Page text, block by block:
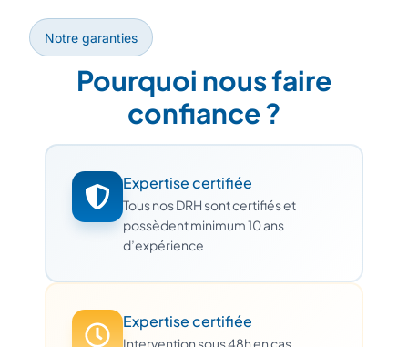
Notre garanties
Pourquoi nous faire
confiance ?
Expertise certifiée
Tous nos DRH sont certifiés et
possèdent minimum 10 ans
d’expérience
Expertise certifiée
Intervention sous 48h en cas